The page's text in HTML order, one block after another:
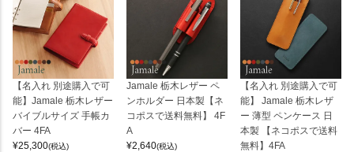
【名入れ 別途購入で可
能】Jamale 栃木レザー
バイブルサイズ 手帳カ
バー 4FA
¥25,300(税込)
Jamale 栃木レザー ペ
ンホルダー 日本製【ネ
コポスで送料無料】 4F
A
¥2,640(税込)
【名入れ 別途購入で可
能】 Jamale 栃木レザ
ー 薄型 ペンケース 日
本製 【ネコポスで送料
無料】4FA